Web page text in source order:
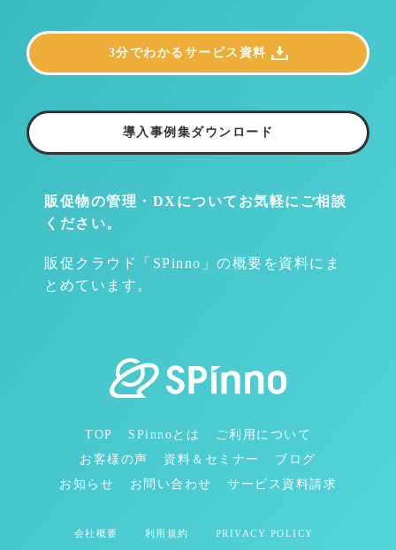
販促物の管理・DXについて お気軽にご相談
ください。
販促クラウド「SPinno」の概要を資料にま
とめています。
3分でわかるサービス資料
導入事例集ダウンロード
TOP SPinnoとは
ご利用について
お客様の声
資料＆セミナー
ブログ
お知らせ
お問い合わせ サービス資料請求
会社概要 利用規約 PRIVACY POLICY